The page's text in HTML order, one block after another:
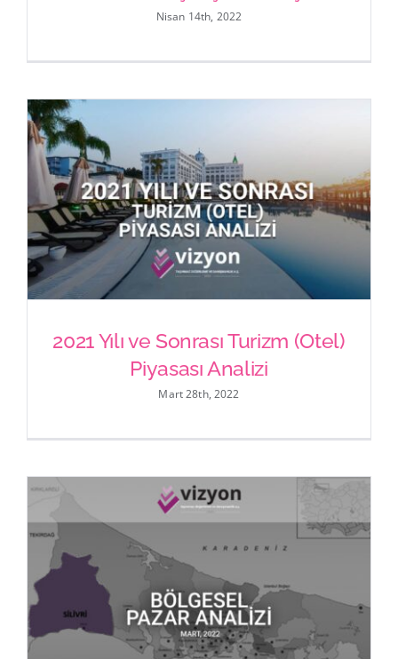
Yakın Geçmişine Bakış
Nisan 14th, 2022
(Otel) Piyasası Analizi
2021 Yılı ve Sonrası Turizm (Otel)
Piyasası Analizi
Mart 28th, 2022